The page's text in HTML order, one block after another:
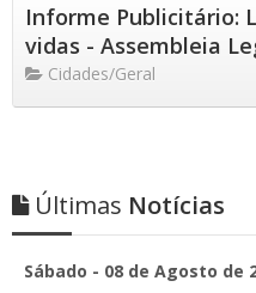
Informe Publicitário:
vidas - Assembleia
Cidades/Geral
Últimas Notícias
Sábado - 08 de Agosto de